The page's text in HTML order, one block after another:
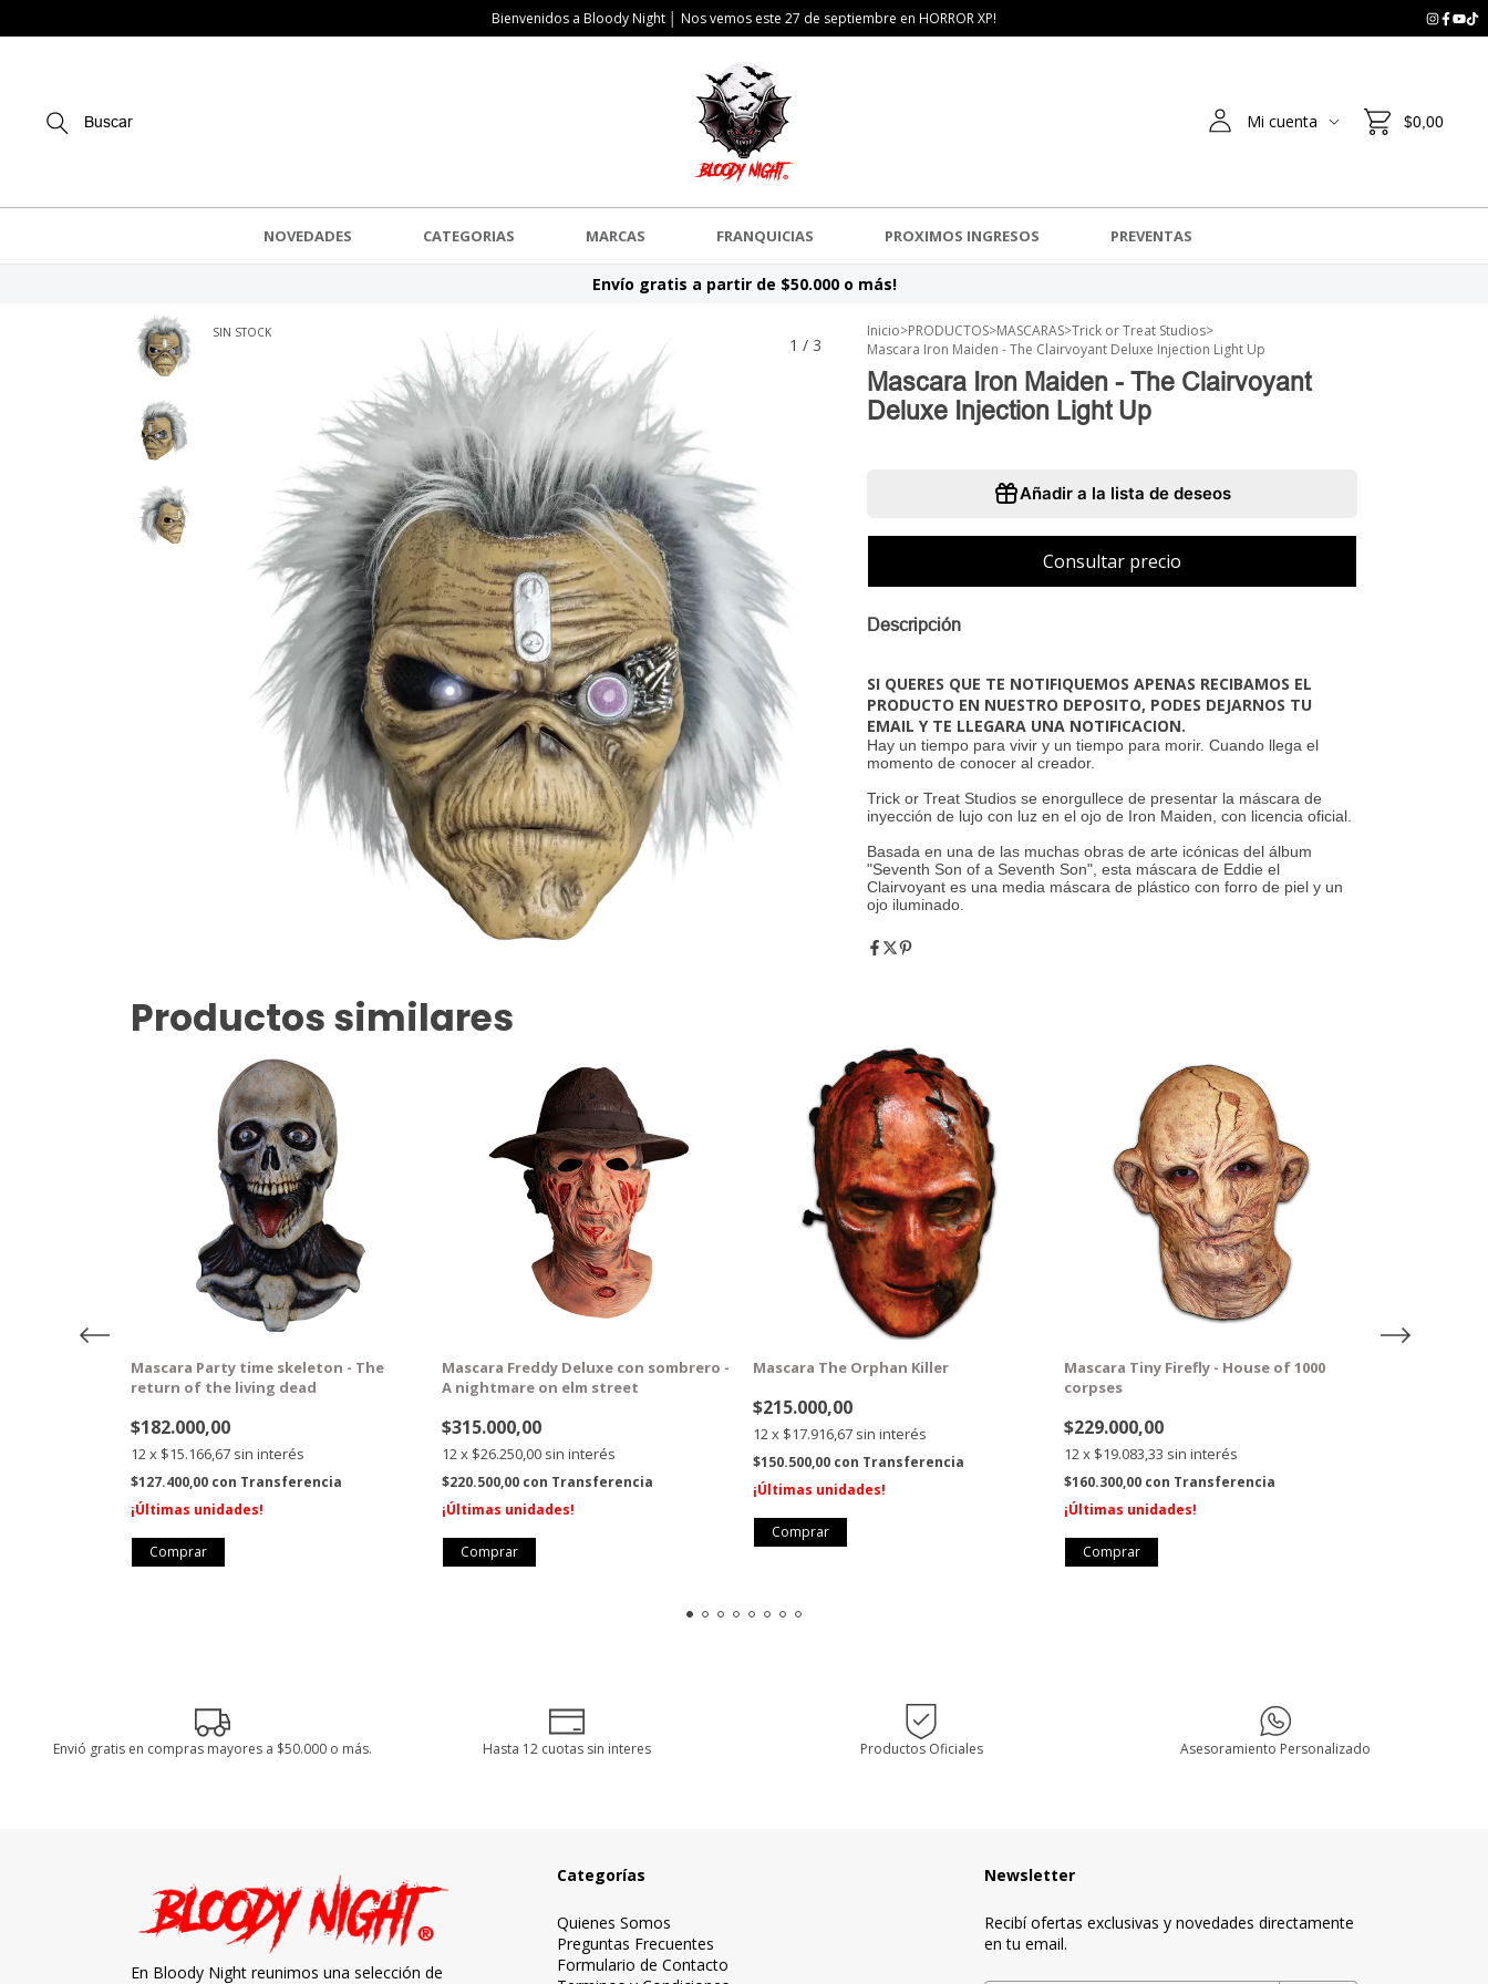
Bienvenidos a Bloody Night │ Nos vemos este 27 de septiembre en HORROR XP!
Buscar Mi cuenta $0,00
NOVEDADES CATEGORIAS MARCAS FRANQUICIAS PROXIMOS INGRESOS PREVENTAS
Envío gratis a partir de $50.000 o más!
SIN STOCK
1 / 3
Inicio>PRODUCTOS>MASCARAS>Trick or Treat Studios>
Mascara Iron Maiden - The Clairvoyant Deluxe Injection Light Up
Mascara Iron Maiden - The Clairvoyant
Deluxe Injection Light Up
Añadir a la lista de deseos
Descripción
SI QUERES QUE TE NOTIFIQUEMOS APENAS RECIBAMOS EL
PRODUCTO EN NUESTRO DEPOSITO, PODES DEJARNOS TU
EMAIL Y TE LLEGARA UNA NOTIFICACION.
Hay un tiempo para vivir y un tiempo para morir. Cuando llega el
momento de conocer al creador.
Trick or Treat Studios se enorgullece de presentar la máscara de
inyección de lujo con luz en el ojo de Iron Maiden, con licencia oficial.
Basada en una de las muchas obras de arte icónicas del álbum
"Seventh Son of a Seventh Son", esta máscara de Eddie el
Clairvoyant es una media máscara de plástico con forro de piel y un
ojo iluminado.
Productos similares
Mascara Party time skeleton - The
return of the living dead
$182.000,00
12x $15.166,67 sin interés
$127.400,00 con Transferencia
¡Últimas unidades!
Mascara Freddy Deluxe con sombrero -
A nightmare on elm street
$315.000,00
12x $26.250,00 sin interés
$220.500,00 con Transferencia
¡Últimas unidades!
Mascara The Orphan Killer
$215.000,00
12x $17.916,67 sin interés
$150.500,00 con Transferencia
¡Últimas unidades!
Mascara Tiny Firefly - House of 1000
corpses
$229.000,00
12x $19.083,33 sin interés
$160.300,00 con Transferencia
¡Últimas unidades!
Envió gratis en compras mayores a $50.000 o más. Hasta 12 cuotas sin interes Productos Oficiales Asesoramiento Personalizado
En Bloody Night reunimos una selección de
Categorías
Quienes Somos
Preguntas Frecuentes
Formulario de Contacto
Newsletter
Recibí ofertas exclusivas y novedades directamente
en tu email.